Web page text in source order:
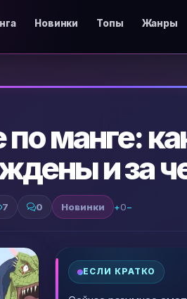
Новинки Топы Жанры
манге:
и за
7 0 Новинки +0−
ЕСЛИ КРАТКО